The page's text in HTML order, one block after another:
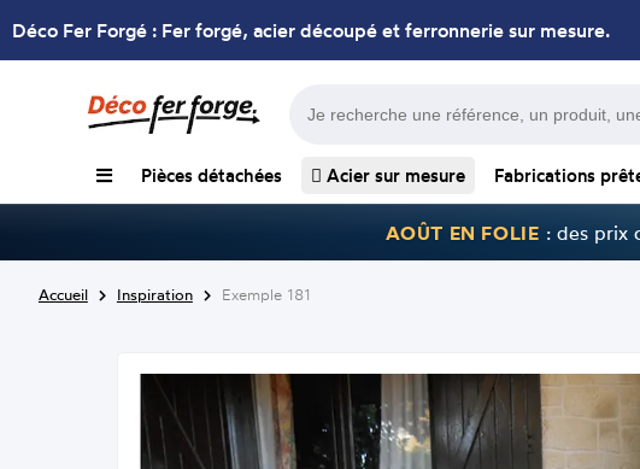
Déco Fer Forgé : Fer forgé, acier découpé et ferronnerie sur mesure.
Pièces détachées Acier sur mesure Fabrications
AOÛT EN FOLIE : des prix
Accueil Inspiration Exemple 181